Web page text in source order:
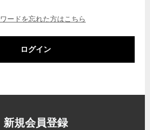
ードを忘れた方はこちら
ログイン
新規会員登録